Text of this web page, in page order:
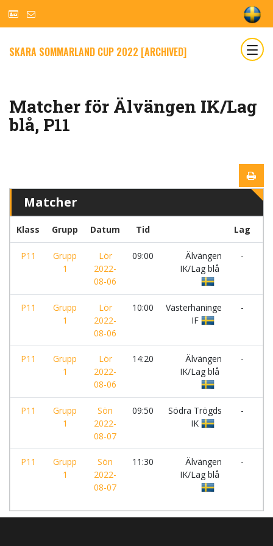
SKARA SOMMARLAND CUP 2022 [ARCHIVED]
Matcher för Älvängen IK/Lag
blå, P11
Matcher
Klass Grupp Datum Tid Lag
P11
Grupp
1
Lör
2022-
08-06
09:00
Älvängen
IK/Lag blå
-
P11
Grupp
1
Lör
2022-
08-06
10:00
Västerhaninge
IF
-
P11
Grupp
1
Lör
2022-
08-06
14:20
Älvängen
IK/Lag blå
-
P11
Grupp
1
Sön
2022-
08-07
09:50
Södra Trögds
IK
-
P11
Grupp
1
Sön
2022-
08-07
11:30
Älvängen
IK/Lag blå
-